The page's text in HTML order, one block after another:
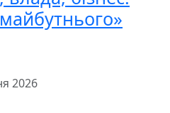
2026